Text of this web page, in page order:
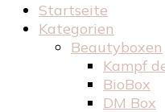
Startseite
Kategorien
Beautyboxen
Kampf
BioBox
DM Box